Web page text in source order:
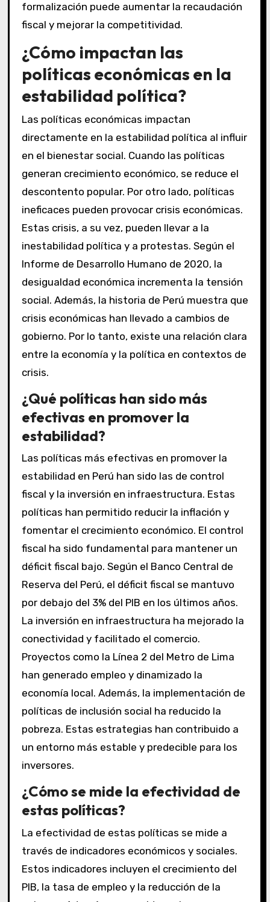
formalización puede aumentar la recaudación
fiscal y mejorar la competitividad.
¿Cómo impactan las
políticas económicas en la
estabilidad política?
Las políticas económicas impactan
directamente en la estabilidad política al influir
en el bienestar social. Cuando las políticas
generan crecimiento económico, se reduce el
descontento popular. Por otro lado, políticas
ineficaces pueden provocar crisis económicas.
Estas crisis, a su vez, pueden llevar a la
inestabilidad política y a protestas. Según el
Informe de Desarrollo Humano de 2020, la
desigualdad económica incrementa la tensión
social. Además, la historia de Perú muestra que
crisis económicas han llevado a cambios de
gobierno. Por lo tanto, existe una relación clara
entre la economía y la política en contextos de
crisis.
¿Qué políticas han sido más
efectivas en promover la
estabilidad?
Las políticas más efectivas en promover la
estabilidad en Perú han sido las de control
fiscal y la inversión en infraestructura. Estas
políticas han permitido reducir la inflación y
fomentar el crecimiento económico. El control
fiscal ha sido fundamental para mantener un
déficit fiscal bajo. Según el Banco Central de
Reserva del Perú, el déficit fiscal se mantuvo
por debajo del 3% del PIB en los últimos años.
La inversión en infraestructura ha mejorado la
conectividad y facilitado el comercio.
Proyectos como la Línea 2 del Metro de Lima
han generado empleo y dinamizado la
economía local. Además, la implementación de
políticas de inclusión social ha reducido la
pobreza. Estas estrategias han contribuido a
un entorno más estable y predecible para los
inversores.
¿Cómo se mide la efectividad de
estas políticas?
La efectividad de estas políticas se mide a
través de indicadores económicos y sociales.
Estos indicadores incluyen el crecimiento del
PIB, la tasa de empleo y la reducción de la